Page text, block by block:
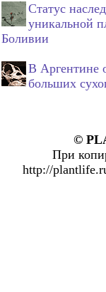
Статус
уникальной
Боливии
В Аргентине
больших
©
При
http://